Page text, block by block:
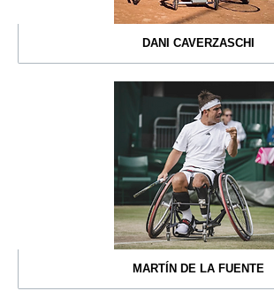
DANI CAVERZASCHI
MARTÍN DE LA FUENTE